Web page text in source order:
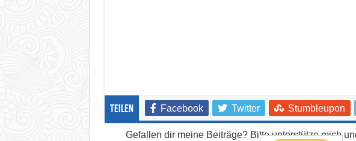
teilen Facebook Twitter Stumbleupon
Gefallen dir meine Beiträge? Bitte unterstütze mich